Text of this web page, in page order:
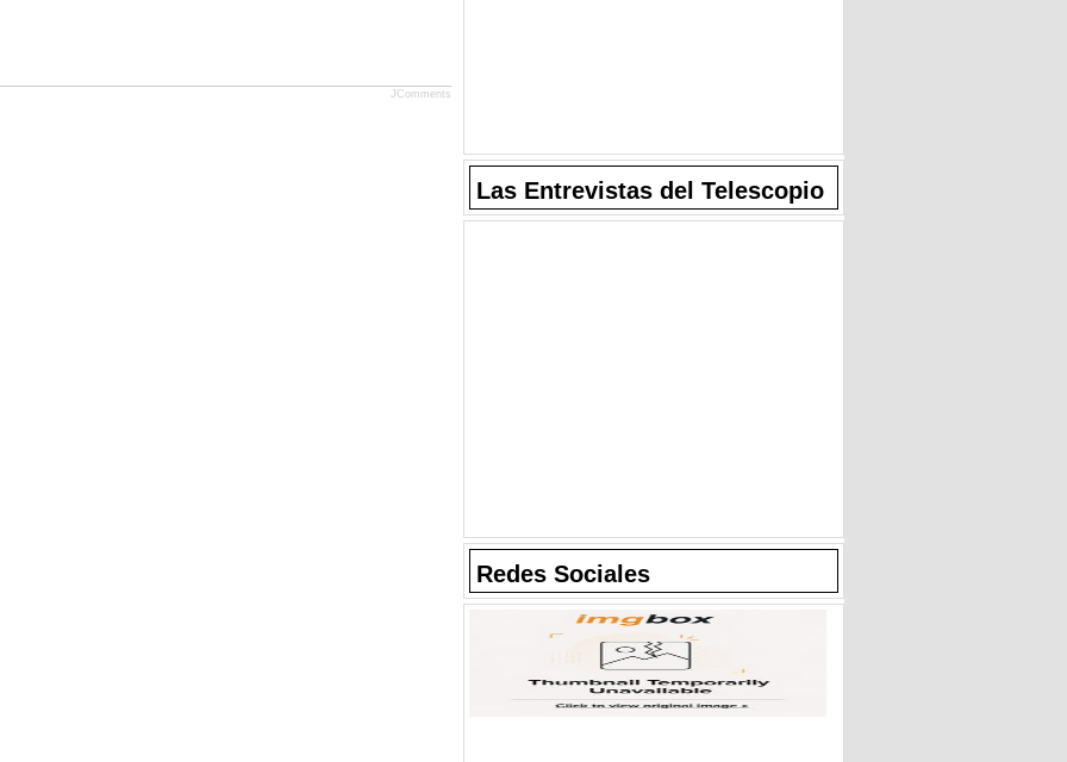
JComments
Las Entrevistas del Telescopio
Redes Sociales